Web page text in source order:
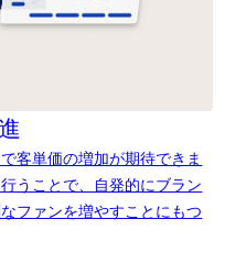
客単価の増加が期待できま
うことで、自発的にブラン
ファンを増やすことにもつ